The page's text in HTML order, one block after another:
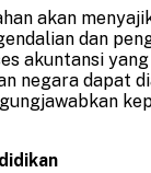
akan
dan
akuntansi
negara dapat